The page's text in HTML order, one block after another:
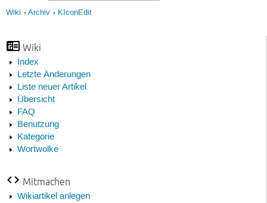
Wiki Archiv KIconEdit
Wiki
Index
Letzte Änderungen
Liste neuer Artikel
Übersicht
FAQ
Benutzung
Kategorie
Wortwolke
Mitmachen
Wikiartikel anlegen